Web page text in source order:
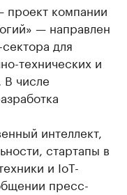
компании
— направлен
для
технических и
В числе
интеллект,
стартапы в
и IoT-
пресс-